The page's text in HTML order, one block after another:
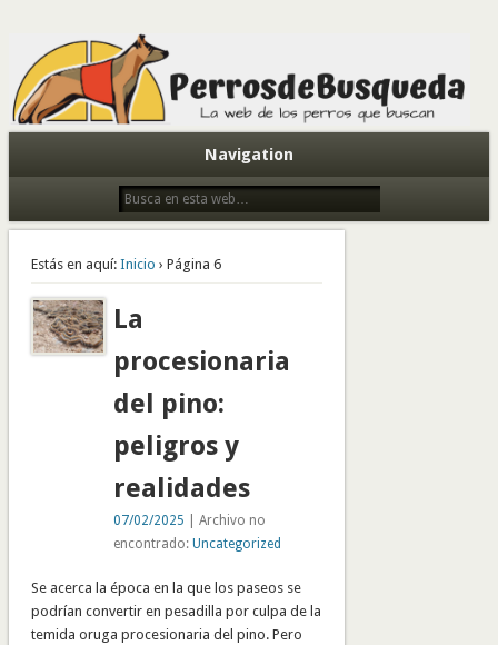
Todo sobre perros de búsqueda y detectores
Navigation
Estás en aquí: Inicio › Página 6
La
procesionaria
del pino:
peligros y
realidades
07/02/2025 | Archivo no
encontrado: Uncategorized
Se acerca la época en la que los paseos se
podrían convertir en pesadilla por culpa de la
temida oruga procesionaria del pino. Pero